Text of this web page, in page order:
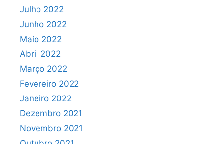
Julho 2022
Junho 2022
Maio 2022
Abril 2022
Março 2022
Fevereiro 2022
Janeiro 2022
Dezembro 2021
Novembro 2021